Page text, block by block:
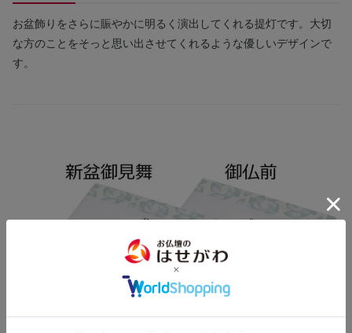
お盆飾りをさらに賑やかに明るく演出してくれる提灯です。大切
な方のことをそっと思い出させてくれるような優しいデザインで
す。